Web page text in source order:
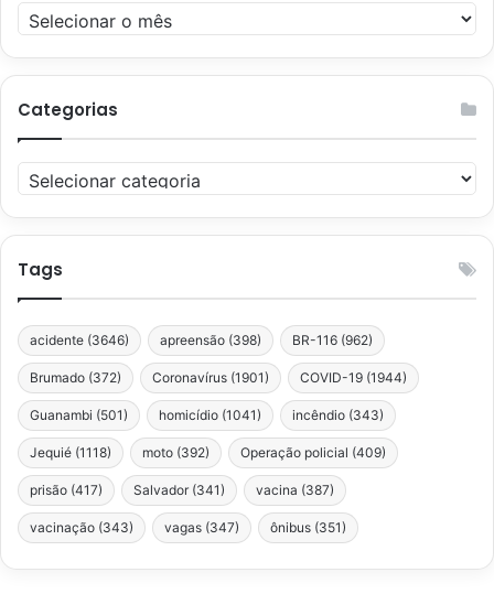
Arquivos
Categorias
Categorias
Tags
acidente (3646) apreensão (398) BR-116 (962)
Brumado (372) Coronavírus (1901) COVID-19 (1944)
Guanambi (501) homicídio (1041) incêndio (343)
Jequié (1118) moto (392) Operação policial (409)
prisão (417) Salvador (341) vacina (387)
vacinação (343) vagas (347) ônibus (351)